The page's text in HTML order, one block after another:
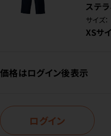
ステ
サイズ：
XSサ
価格はログイン後表示
ログイン